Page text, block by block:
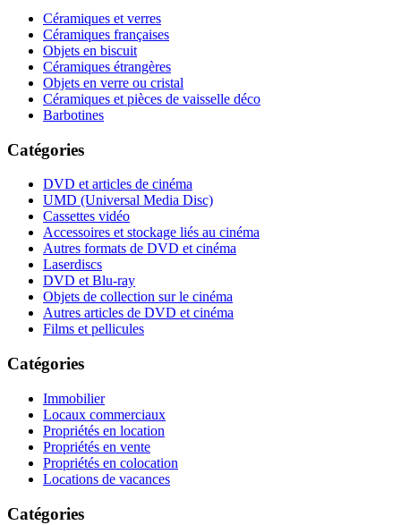
Céramiques et verres
Céramiques françaises
Objets en biscuit
Céramiques étrangères
Objets en verre ou cristal
Céramiques et pièces de vaisselle déco
Barbotines
Catégories
DVD et articles de cinéma
UMD (Universal Media Disc)
Cassettes vidéo
Accessoires et stockage liés au cinéma
Autres formats de DVD et cinéma
Laserdiscs
DVD et Blu-ray
Objets de collection sur le cinéma
Autres articles de DVD et cinéma
Films et pellicules
Catégories
Immobilier
Locaux commerciaux
Propriétés en location
Propriétés en vente
Propriétés en colocation
Locations de vacances
Catégories